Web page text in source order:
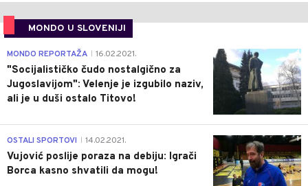
MONDO U SLOVENIJI
4
MONDO REPORTAŽA 16.02.2021.
"Socijalističko čudo nostalgično za
Jugoslavijom": Velenje je izgubilo naziv,
ali je u duši ostalo Titovo!
1
OSTALI SPORTOVI 14.02.2021.
Vujović poslije poraza na debiju: Igrači
Borca kasno shvatili da mogu!